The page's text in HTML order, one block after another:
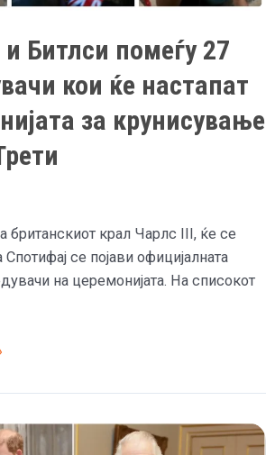
и Битлси помеѓу 27
кои ќе настапат
за крунисување
британскиот крал Чарлс III, ќе се
се појави официјалната
на церемонијата. На списокот